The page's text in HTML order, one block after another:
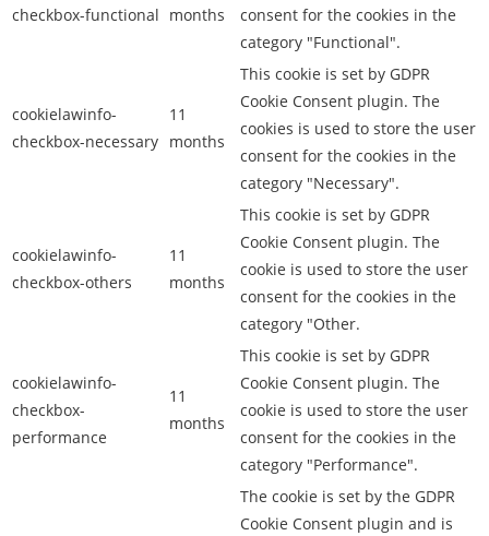
checkbox-functional months
consent for the cookies in the
category "Functional".
cookielawinfo-
checkbox-necessary
11
months
This cookie is set by GDPR
Cookie Consent plugin. The
cookies is used to store the user
consent for the cookies in the
category "Necessary".
cookielawinfo-
checkbox-others
11
months
This cookie is set by GDPR
Cookie Consent plugin. The
cookie is used to store the user
consent for the cookies in the
category "Other.
cookielawinfo-
checkbox-
performance
11
months
This cookie is set by GDPR
Cookie Consent plugin. The
cookie is used to store the user
consent for the cookies in the
category "Performance".
The cookie is set by the GDPR
Cookie Consent plugin and is